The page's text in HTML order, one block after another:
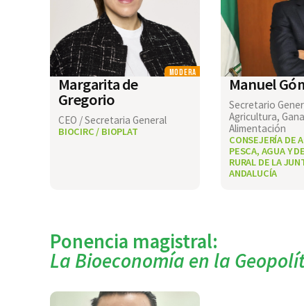
MODERA
Margarita de
Gregorio
CEO / Secretaria General
BIOCIRC / BIOPLAT
Manuel
Secretario
Agricultura,
Alimentación
CONSEJERÍA DE
PESCA, AGUA Y
RURAL DE LA
ANDALUCÍA
Ponencia magistral:
La Bioeconomía en la